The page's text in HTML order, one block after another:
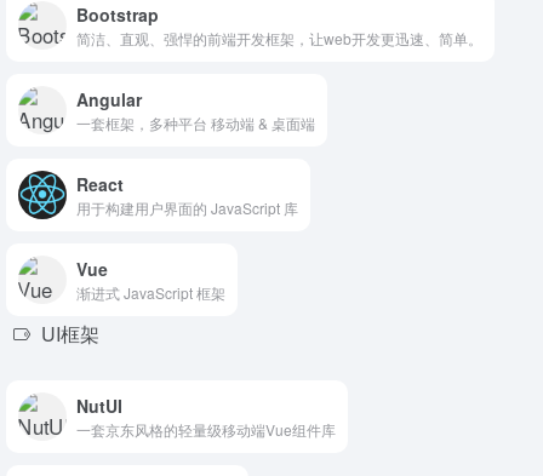
Bootstrap
简洁、直观、强悍的前端开发框架，让web开发更迅速、简单。
Angular
一套框架，多种平台 移动端 & 桌面端
React
用于构建用户界面的 JavaScript 库
Vue
渐进式 JavaScript 框架
UI框架
NutUI
一套京东风格的轻量级移动端Vue组件库